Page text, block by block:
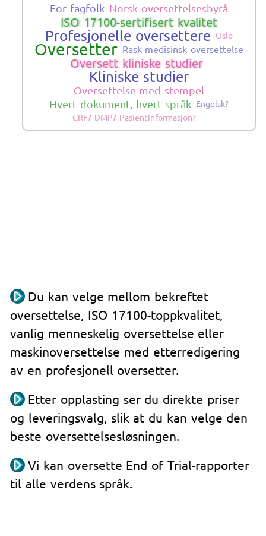
For fagfolk Norsk oversettelsesbyrå
ISO 17100-sertifisert kvalitet
Profesjonelle oversettere Oslo
Oversetter Rask medisinsk oversettelse
Oversett kliniske studier
Kliniske studier
Oversettelse med stempel
Hvert dokument, hvert språk Engelsk?
CRF? DMP? Pasientinformasjon?
Du kan velge mellom bekreftet
oversettelse, ISO 17100-toppkvalitet,
vanlig menneskelig oversettelse eller
maskinoversettelse med etterredigering
av en profesjonell oversetter.
Etter opplasting ser du direkte priser
og leveringsvalg, slik at du kan velge den
beste oversettelsesløsningen.
Vi kan oversette End of Trial-rapporter
til alle verdens språk.